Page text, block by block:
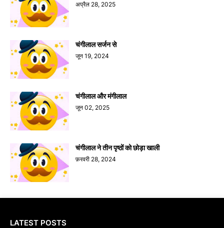
अप्रैल 28, 2025
चंगीलाल सर्जन से
जून 19, 2024
चंगीलाल और मंगीलाल
जून 02, 2025
चंगीलाल ने तीन पृष्ठों को छोड़ा खाली
फ़रवरी 28, 2024
LATEST POSTS